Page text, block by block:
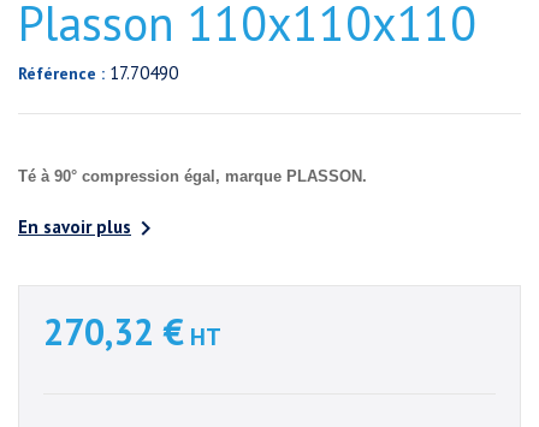
Plasson 110x110x110
Référence : 17.70490
Té à 90° compression égal, marque PLASSON.
En savoir plus 
270,32 € HT